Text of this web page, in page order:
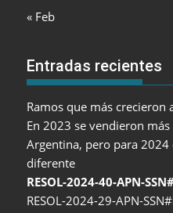
« Feb
Entradas recientes
Ramos que más crecieron
En 2023 se vendieron
Argentina, pero para
diferente
RESOL-2024-40-APN-
RESOL-2024-29-APN-